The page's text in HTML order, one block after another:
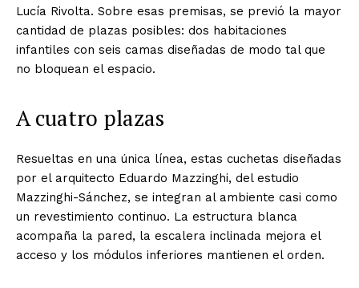
Lucía Rivolta. Sobre esas premisas, se previó la mayor
cantidad de plazas posibles: dos habitaciones
infantiles con seis camas diseñadas de modo tal que
no bloquean el espacio.
A cuatro plazas
Resueltas en una única línea, estas cuchetas diseñadas
por el arquitecto Eduardo Mazzinghi, del estudio
Mazzinghi-Sánchez, se integran al ambiente casi como
un revestimiento continuo. La estructura blanca
acompaña la pared, la escalera inclinada mejora el
acceso y los módulos inferiores mantienen el orden.